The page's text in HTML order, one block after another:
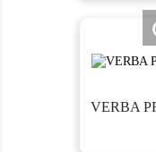
VERBA